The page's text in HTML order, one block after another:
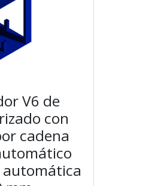
V6 de
con
cadena
automática